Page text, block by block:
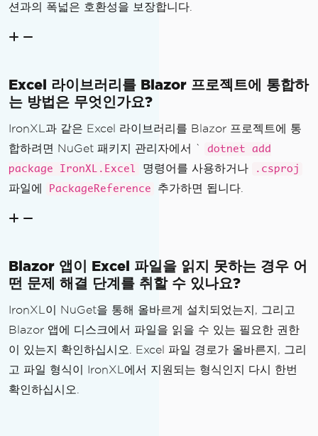
션과의 폭넓은 호환성을 보장합니다.
Excel 라이브러리를 Blazor 프로젝트에 통합하
는 방법은 무엇인가요?
IronXL과 같은 Excel 라이브러리를 Blazor 프로젝트에 통
합하려면 NuGet 패키지 관리자에서 `
dotnet add
package IronXL.Excel
명령어를 사용하거나 .csproj
파일에 PackageReference 추가하면 됩니다.
Blazor 앱이 Excel 파일을 읽지 못하는 경우 어
떤 문제 해결 단계를 취할 수 있나요?
IronXL이 NuGet을 통해 올바르게 설치되었는지, 그리고
Blazor 앱에 디스크에서 파일을 읽을 수 있는 필요한 권한
이 있는지 확인하십시오. Excel 파일 경로가 올바른지, 그리
고 파일 형식이 IronXL에서 지원되는 형식인지 다시 한번
확인하십시오.